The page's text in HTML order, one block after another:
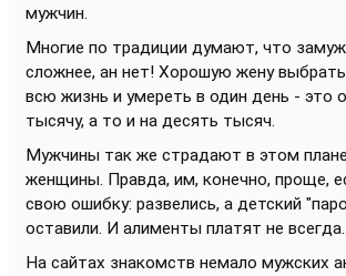
мужчин.
Многие по традиции думают, что
сложнее, ан нет! Хорошую жену
всю жизнь и умереть в один день - это
тысячу, а то и на десять тысяч.
Мужчины так же страдают в этом
женщины. Правда, им, конечно, проще,
свою ошибку: развелись, а детский
оставили. И алименты платят не
На сайтах знакомств немало мужских